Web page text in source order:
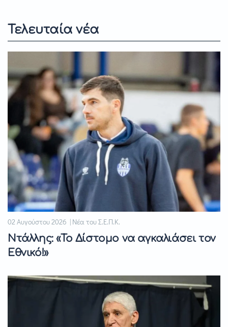
Τελευταία νέα
02 Αυγούστου 2026 | Νέα του Σ.Ε.Π.Κ.
Ντάλλης: «Το Δίστομο να αγκαλιάσει τον
Εθνικό!»